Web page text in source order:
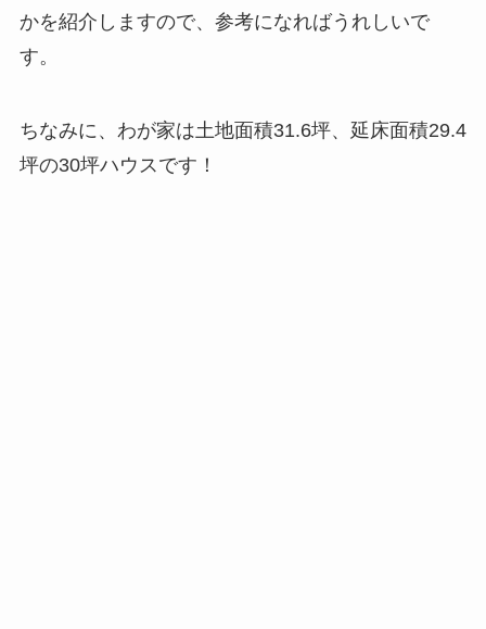
かを紹介しますので、参考になればうれしいで
す。
ちなみに、わが家は土地面積31.6坪、延床面積29.4
坪の30坪ハウスです！